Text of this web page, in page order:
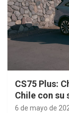
CS75 Plus:
Chile con su
6 de mayo de